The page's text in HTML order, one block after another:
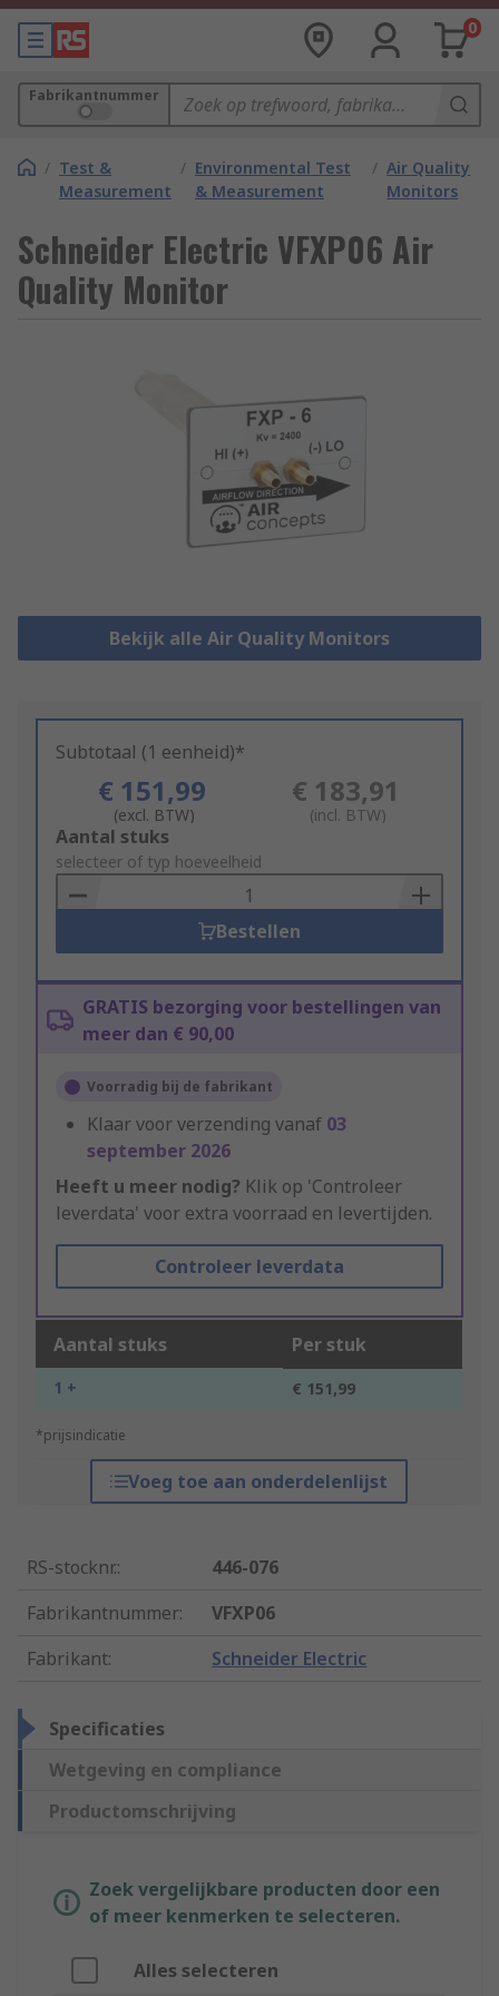
0
Fabrikantnummer
/ Test &
Measurement
/ Environmental Test
& Measurement
/ Air Quality
Monitors
Schneider Electric VFXP06 Air
Quality Monitor
Bekijk alle Air Quality Monitors
Subtotaal (1 eenheid)*
€ 151,99
(excl. BTW)
€ 183,91
(incl. BTW)
Add
to
Basket
Aantal stuks
selecteer of typ hoeveelheid
Bestellen
GRATIS bezorging voor bestellingen van
meer dan € 90,00
Voorradig bij de fabrikant
Klaar voor verzending vanaf 03
september 2026
Heeft u meer nodig? Klik op 'Controleer
leverdata' voor extra voorraad en levertijden.
Controleer leverdata
Aantal stuks Per stuk
1 + € 151,99
*prijsindicatie
Voeg toe aan onderdelenlijst
RS-stocknr.:
446-076
Fabrikantnummer:
VFXP06
Fabrikant: Schneider Electric
Specificaties
Wetgeving en compliance
Productomschrijving
Zoek vergelijkbare producten door een
of meer kenmerken te selecteren.
Alles selecteren